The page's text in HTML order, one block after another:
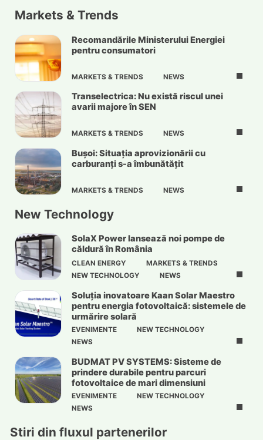
Markets & Trends
Recomandările Ministerului Energiei
pentru consumatori
MARKETS & TRENDS NEWS
Transelectrica: Nu există riscul unei
avarii majore în SEN
MARKETS & TRENDS NEWS
Bușoi: Situația aprovizionării cu
carburanți s-a îmbunătățit
MARKETS & TRENDS NEWS
New Technology
SolaX Power lansează noi pompe de
căldură în România
CLEAN ENERGY
MARKETS & TRENDS
NEW TECHNOLOGY
NEWS
Soluția inovatoare Kaan Solar Maestro
pentru energia fotovoltaică: sistemele de
urmărire solară
EVENIMENTE
NEW TECHNOLOGY
NEWS
BUDMAT PV SYSTEMS: Sisteme de
prindere durabile pentru parcuri
fotovoltaice de mari dimensiuni
EVENIMENTE
NEW TECHNOLOGY
NEWS
Stiri din fluxul partenerilor